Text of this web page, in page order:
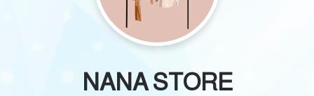
NANA STORE